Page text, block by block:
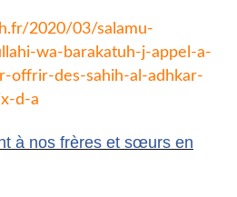
2020/03/salamu-
wa-barakatuh-j-appel-a-
offrir-des-sahih-al-adhkar-
d-a
à nos frères et sœurs en